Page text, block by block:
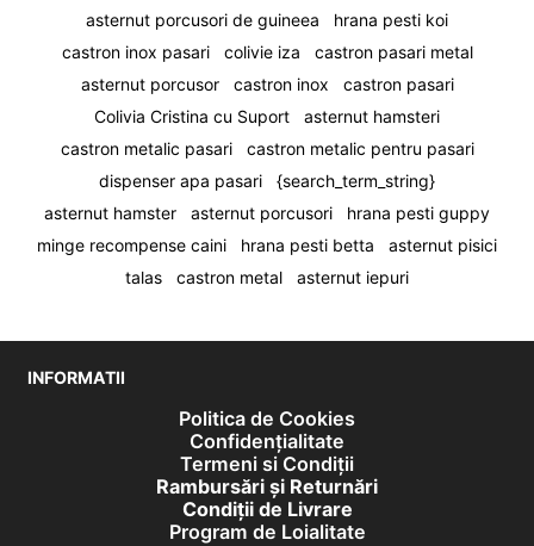
asternut porcusori de guineea
hrana pesti koi
castron inox pasari
colivie iza
castron pasari metal
asternut porcusor
castron inox
castron pasari
Colivia Cristina cu Suport
asternut hamsteri
castron metalic pasari
castron metalic pentru pasari
dispenser apa pasari
{search_term_string}
asternut hamster
asternut porcusori
hrana pesti guppy
minge recompense caini
hrana pesti betta
asternut pisici
talas
castron metal asternut iepuri
INFORMATII
Politica de Cookies
Confidențialitate
Termeni si Condiții
Rambursări și Returnări
Condiţii de Livrare
Program de Loialitate